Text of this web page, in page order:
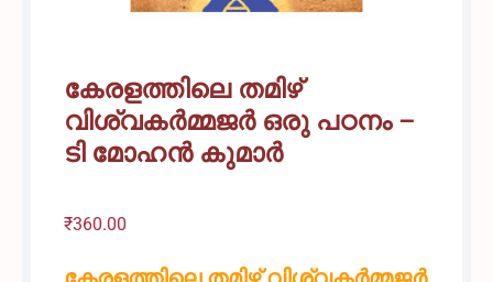
കേരളത്തിലെ തമിഴ്
വിശ്വകർമ്മജർ ഒരു പഠനം –
ടി മോഹൻ കുമാർ
₹360.00